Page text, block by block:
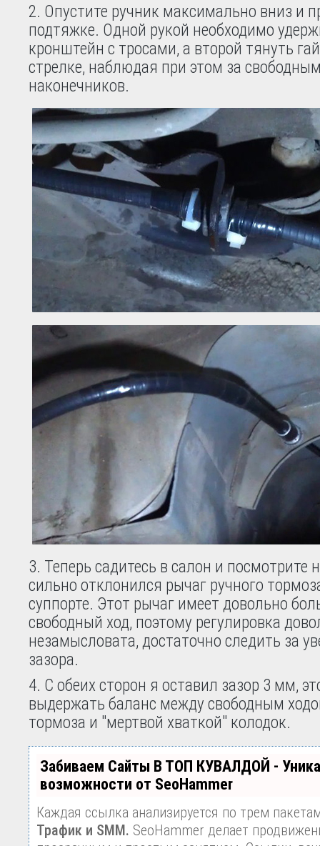
2. Опустите ручник максимально вниз и
подтяжке. Одной рукой необходимо
кронштейн с тросами, а второй тянуть
стрелке, наблюдая при этом за
наконечников.
3. Теперь садитесь в салон и посмотрите
сильно отклонился рычаг ручного
суппорте. Этот рычаг имеет довольно
свободный ход, поэтому регулировка
незамысловата, достаточно следить за
зазора.
4. С обеих сторон я оставил зазор 3 мм,
выдержать баланс между свободным
тормоза и "мертвой хваткой" колодок.
Забиваем Сайты В ТОП КУВАЛДОЙ -
возможности от SeoHammer
Каждая ссылка анализируется по трем
Трафик и SMM. SeoHammer делает